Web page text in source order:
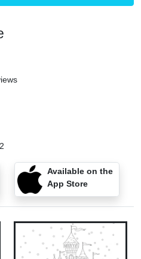
Available on the
App Store